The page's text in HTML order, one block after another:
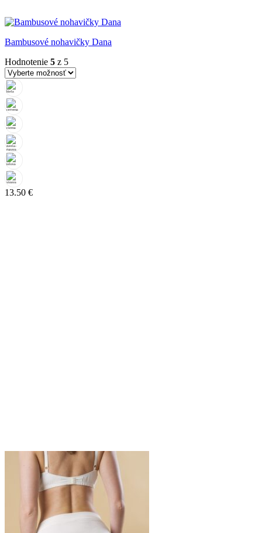
Bambusové nohavičky Dana
Hodnotenie 5 z 5
13.50 €